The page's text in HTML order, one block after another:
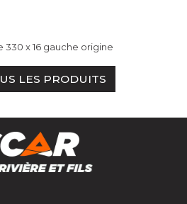
x 16 gauche origine
LES PRODUITS